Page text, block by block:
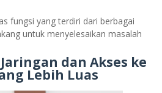
fungsi yang terdiri dari berbagai
untuk menyelesaikan masalah
dan Akses ke
Lebih Luas